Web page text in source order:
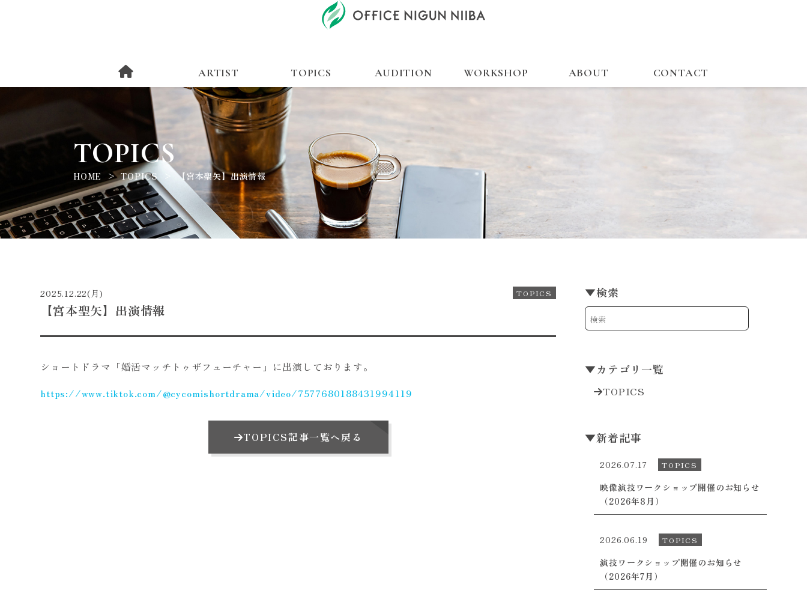
ARTIST TOPICS AUDITION WORKSHOP ABOUT CONTACT
TOPICS
HOME TOPICS 【宮本聖矢】出演情報
2025.12.22(月) TOPICS
【宮本聖矢】出演情報
ショートドラマ「婚活マッチトゥザフューチャー」に出演しております。
https://www.tiktok.com/@cycomishortdrama/video/7577680188431994119
TOPICS記事一覧へ戻る
▼検索
▼カテゴリ一覧
TOPICS
▼新着記事
2026.07.17 TOPICS
映像演技ワークショップ開催のお知らせ
（2026年8月）
2026.06.19 TOPICS
演技ワークショップ開催のお知らせ
（2026年7月）